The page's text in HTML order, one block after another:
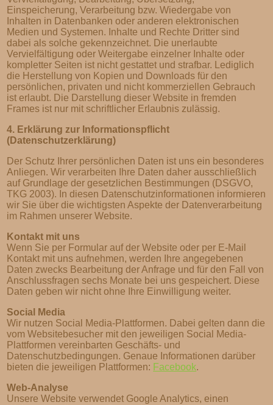
Einspeicherung, Verarbeitung bzw. Wiedergabe von
Inhalten in Datenbanken oder anderen elektronischen
Medien und Systemen. Inhalte und Rechte Dritter sind
dabei als solche gekennzeichnet. Die unerlaubte
Vervielfältigung oder Weitergabe einzelner Inhalte oder
kompletter Seiten ist nicht gestattet und strafbar. Lediglich
die Herstellung von Kopien und Downloads für den
persönlichen, privaten und nicht kommerziellen Gebrauch
ist erlaubt. Die Darstellung dieser Website in fremden
Frames ist nur mit schriftlicher Erlaubnis zulässig.
4. Erklärung zur Informationspflicht
(Datenschutzerklärung)
Der Schutz Ihrer persönlichen Daten ist uns ein besonderes
Anliegen. Wir verarbeiten Ihre Daten daher ausschließlich
auf Grundlage der gesetzlichen Bestimmungen (DSGVO,
TKG 2003). In diesen Datenschutzinformationen informieren
wir Sie über die wichtigsten Aspekte der Datenverarbeitung
im Rahmen unserer Website.
Kontakt mit uns
Wenn Sie per Formular auf der Website oder per E-Mail
Kontakt mit uns aufnehmen, werden Ihre angegebenen
Daten zwecks Bearbeitung der Anfrage und für den Fall von
Anschlussfragen sechs Monate bei uns gespeichert. Diese
Daten geben wir nicht ohne Ihre Einwilligung weiter.
Social Media
Wir nutzen Social Media-Plattformen. Dabei gelten dann die
vom Websitebesucher mit den jeweiligen Social Media-
Plattformen vereinbarten Geschäfts- und
Datenschutzbedingungen. Genaue Informationen darüber
bieten die jeweiligen Plattformen: Facebook.
Web-Analyse
Unsere Website verwendet Google Analytics, einen